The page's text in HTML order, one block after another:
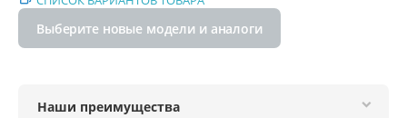
Выберите новые модели и аналоги
Наши преимущества